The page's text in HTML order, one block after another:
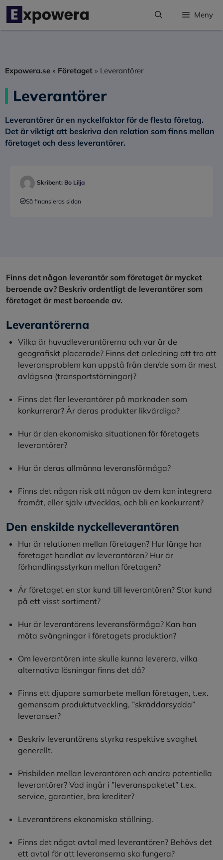
Hoppa
innehåll
Meny
Expowera.se » Företaget » Leverantörer
Leverantörer
Leverantörer är en nyckelfaktor för de flesta företag.
Det är viktigt att beskriva den relation som finns mellan
företaget och dess leverantörer.
Skribent: Bo Lilja
Så finansieras sidan
Finns det någon leverantör som företaget är mycket
beroende av? Beskriv ordentligt de leverantörer som
företaget är mest beroende av.
Leverantörerna
Vilka är huvudleverantörerna och var är de
geografiskt placerade? Finns det anledning att tro att
leveransproblem kan uppstå från den/de som är mest
avlägsna (transportstörningar)?
Finns det fler leverantörer på marknaden som
konkurrerar? Är deras produkter likvärdiga?
Hur är den ekonomiska situationen för företagets
leverantörer?
Hur är deras allmänna leveransförmåga?
Finns det någon risk att någon av dem kan integrera
framåt, eller själv utvecklas, och bli en konkurrent?
Den enskilde nyckelleverantören
Hur är relationen mellan företagen? Hur länge har
företaget handlat av leverantören? Hur är
förhandlingsstyrkan mellan företagen?
Är företaget en stor kund till leverantören? Stor kund
på ett visst sortiment?
Hur är leverantörens leveransförmåga? Kan han
möta svängningar i företagets produktion?
Om leverantören inte skulle kunna leverera, vilka
alternativa lösningar finns det då?
Finns ett djupare samarbete mellan företagen, t.ex.
gemensam produktutveckling, ”skräddarsydda”
leveranser?
Beskriv leverantörens styrka respektive svaghet
generellt.
Prisbilden mellan leverantören och andra potentiella
leverantörer? Vad ingår i ”leveranspaketet” t.ex.
service, garantier, bra krediter?
Leverantörens ekonomiska ställning.
Finns det något avtal med leverantören? Behövs det
ett avtal för att leveranserna ska fungera?